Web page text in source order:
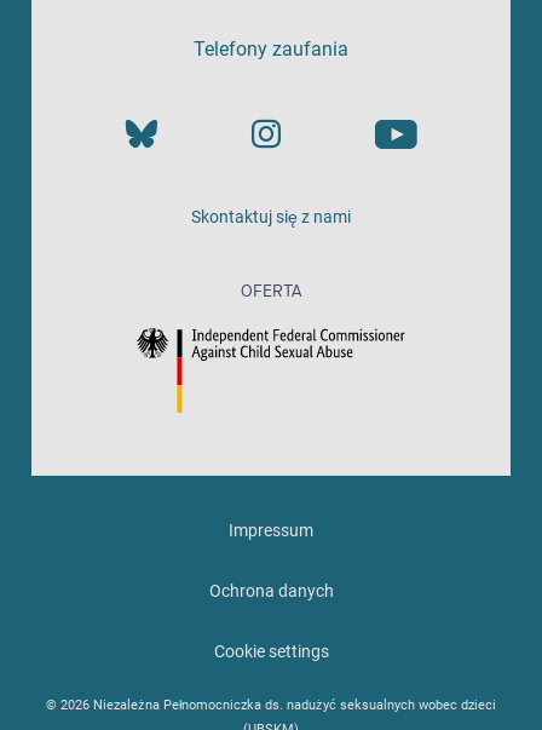
Telefony zaufania
Skontaktuj się z nami
OFERTA
Impressum
Ochrona danych
Cookie settings
© 2026 Niezależna Pełnomocniczka ds. nadużyć seksualnych wobec dzieci